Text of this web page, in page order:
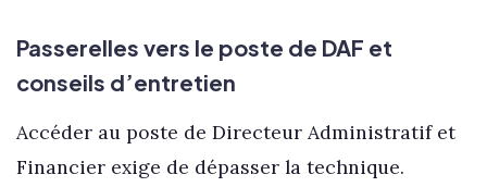
Passerelles vers le poste de DAF et
conseils d’entretien
Accéder au poste de Directeur Administratif et
Financier exige de dépasser la technique.